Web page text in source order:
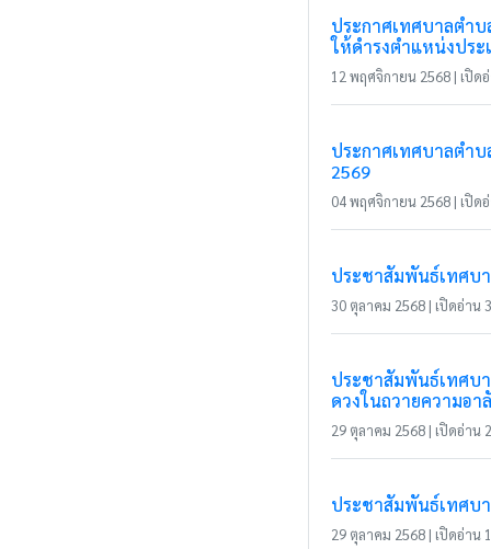
ประกาศเทศบาลตำ
ให้ดำรงตำแหน่งปร
12 พฤศจิกายน 2568 | เปิด
ประกาศเทศบาลตำ
2569
04 พฤศจิกายน 2568 | เปิด
ประชาสัมพันธ์เทศบ
30 ตุลาคม 2568 | เปิดอ่าน
ประชาสัมพันธ์เทศบ
ดวงในถวายความอา
29 ตุลาคม 2568 | เปิดอ่าน
ประชาสัมพันธ์เทศบ
29 ตุลาคม 2568 | เปิดอ่าน